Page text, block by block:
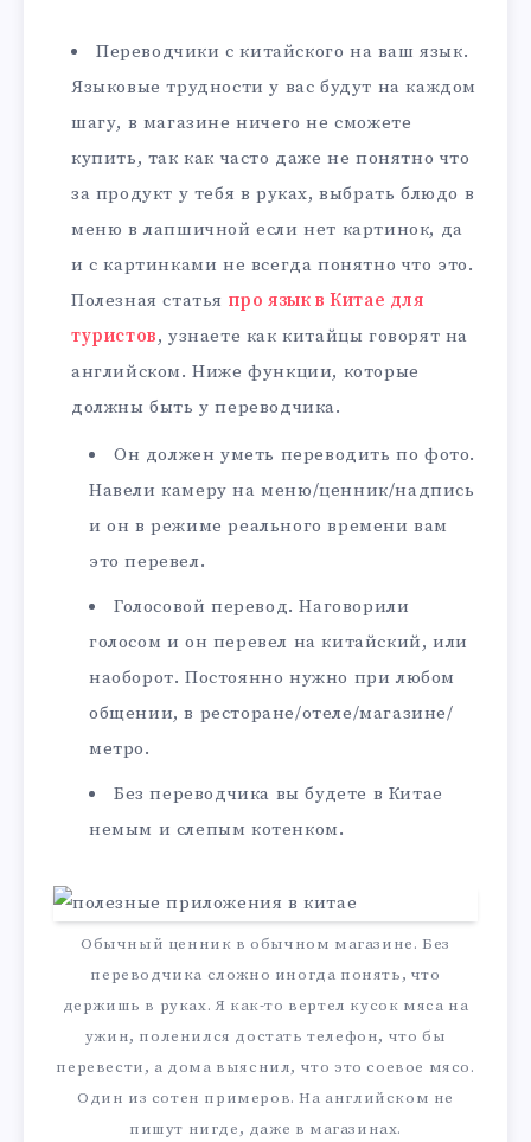
Переводчики с китайского на ваш язык.
Языковые трудности у вас будут на каждом
шагу, в магазине ничего не сможете
купить, так как часто даже не понятно что
за продукт у тебя в руках, выбрать блюдо в
меню в лапшичной если нет картинок, да
и с картинками не всегда понятно что это.
Полезная статья про язык в Китае для
туристов, узнаете как китайцы говорят на
английском. Ниже функции, которые
должны быть у переводчика.
Он должен уметь переводить по фото.
Навели камеру на меню/ценник/надпись
и он в режиме реального времени вам
это перевел.
Голосовой перевод. Наговорили
голосом и он перевел на китайский, или
наоборот. Постоянно нужно при любом
общении, в ресторане/отеле/магазине/
метро.
Без переводчика вы будете в Китае
немым и слепым котенком.
Обычный ценник в обычном магазине. Без
переводчика сложно иногда понять, что
держишь в руках. Я как-то вертел кусок мяса на
ужин, поленился достать телефон, что бы
перевести, а дома выяснил, что это соевое мясо.
Один из сотен примеров. На английском не
пишут нигде, даже в магазинах.